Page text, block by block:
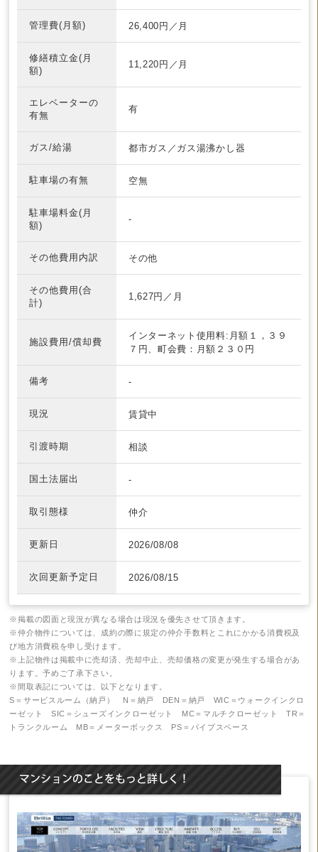
管理費(月額) 26,400円／月
修繕積立金(月
額)
11,220円／月
エレベーターの
有無
有
ガス/給湯 都市ガス／ガス湯沸かし器
駐車場の有無 空無
駐車場料金(月
額)
-
その他費用内訳 その他
その他費用(合
計)
1,627円／月
施設費用/償却費
インターネット使用料:月額１，３９
７円、町会費：月額２３０円
備考 -
現況 賃貸中
引渡時期 相談
国土法届出 -
取引態様 仲介
更新日 2026/08/08
次回更新予定日 2026/08/15
※掲載の図面と現況が異なる場合は現況を優先させて頂きます。
※仲介物件については、成約の際に規定の仲介手数料とこれにかかる消費税及
び地方消費税を申し受けます。
※上記物件は掲載中に売却済、売却中止、売却価格の変更が発生する場合があ
ります。予めご了承下さい。
※間取表記については、以下となります。
S＝サービスルーム（納戸） N＝納戸 DEN＝納戸 WIC＝ウォークインクロ
ーゼット SIC＝シューズインクローゼット MC＝マルチクローゼット TR＝
トランクルーム MB＝メーターボックス PS＝パイプスペース
マンションのことをもっと詳しく！